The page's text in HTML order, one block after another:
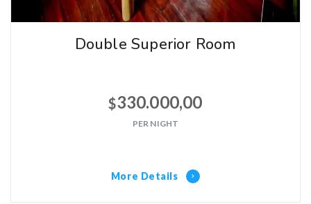
Double Superior Room
$330.000,00
PER NIGHT
More Details